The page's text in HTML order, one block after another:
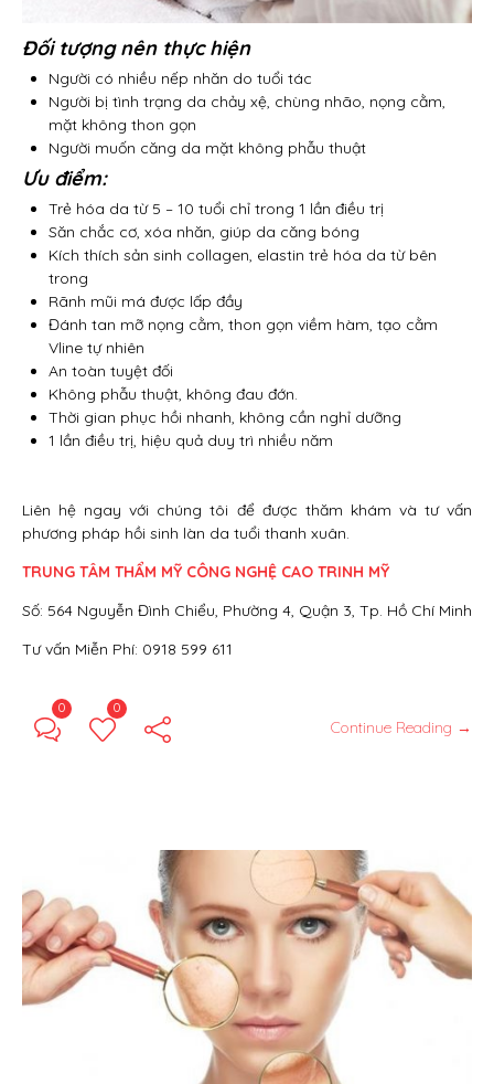
Đối tượng nên thực hiện
Người có nhiều nếp nhăn do tuổi tác
Người bị tình trạng da chảy xệ, chùng nhão, nọng cằm,
mặt không thon gọn
Người muốn căng da mặt không phẫu thuật
Ưu điểm:
Trẻ hóa da từ 5 – 10 tuổi chỉ trong 1 lần điều trị
Săn chắc cơ, xóa nhăn, giúp da căng bóng
Kích thích sản sinh collagen, elastin trẻ hóa da từ bên
trong
Rãnh mũi má được lấp đầy
Đánh tan mỡ nọng cằm, thon gọn viềm hàm, tạo cằm
Vline tự nhiên
An toàn tuyệt đối
Không phẫu thuật, không đau đớn.
Thời gian phục hồi nhanh, không cần nghỉ dưỡng
1 lần điều trị, hiệu quả duy trì nhiều năm
Liên hệ ngay với chúng tôi để được thăm khám và tư vấn
phương pháp hồi sinh làn da tuổi thanh xuân.
TRUNG TÂM THẨM MỸ CÔNG NGHỆ CAO TRINH MỸ
Số: 564 Nguyễn Đình Chiểu, Phường 4, Quận 3, Tp. Hồ Chí Minh
Tư vấn Miễn Phí: 0918 599 611
0 0
Continue Reading →